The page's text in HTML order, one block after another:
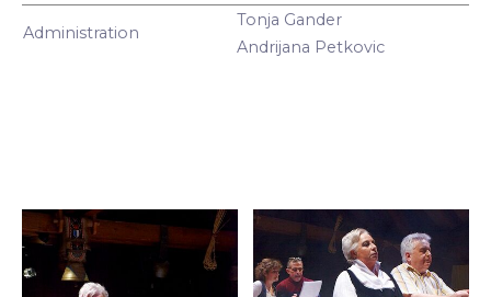
Administration
Tonja Gander
Andrijana Petkovic